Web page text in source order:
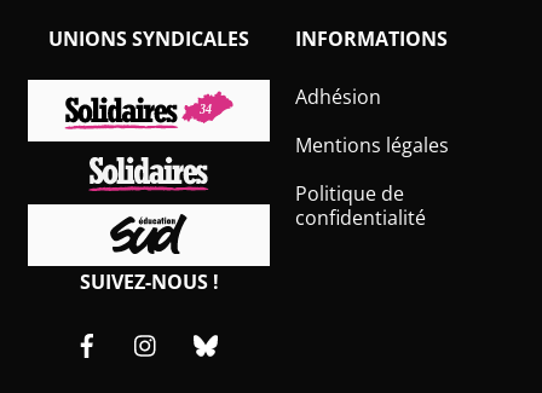
INFORMATIONS
Adhésion
Mentions légales
Politique de
confidentialité
SUIVEZ-NOUS !
FacebookInstagram
UNIONS SYNDICALES